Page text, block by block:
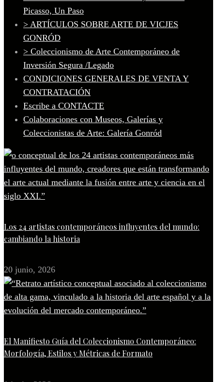
Picasso, Un Paso
> ARTÍCULOS SOBRE ARTE DE VICJES
GONRÓD
> Coleccionismo de Arte Contemporáneo de
Inversión Segura /Legado
CONDICIONES GENERALES DE VENTA Y
CONTRATACIÓN
Escribe a CONTACTE
Colaboraciones con Museos, Galerías y
Coleccionistas de Arte: Galería Gonród
Los 24 artistas contemporáneos influyentes del mundo:
cambiando la historia
20 junio, 2026
El Manifiesto Guía del Coleccionismo Contemporáneo:
Morfología, Estilos y Métricas de Formato